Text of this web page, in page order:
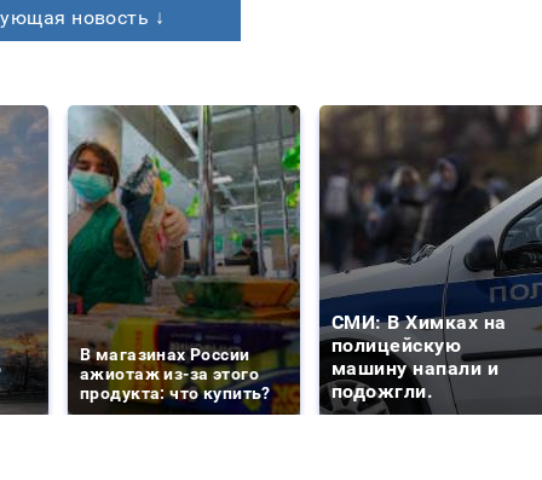
новость ↓
В магазинах России
ажиотаж из-за этого
продукта: что купить?
СМИ: В Химках на
полицейскую
машину напали и
подожгли.